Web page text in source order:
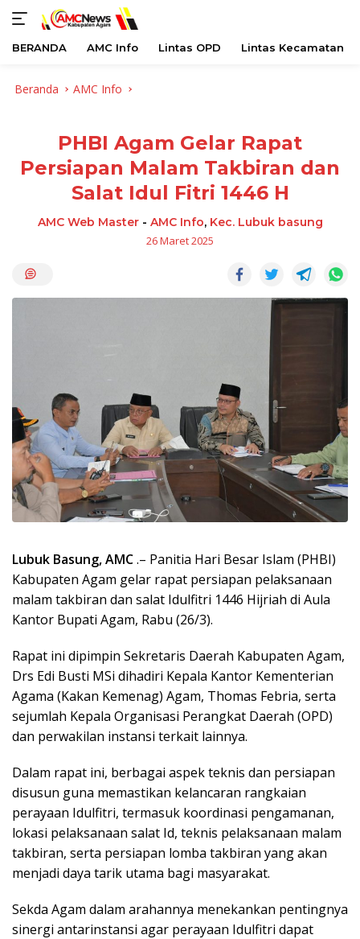
BERANDA AMC Info Lintas OPD Lintas Kecamatan
Beranda AMC Info
PHBI Agam Gelar Rapat
Persiapan Malam Takbiran dan
Salat Idul Fitri 1446 H
AMC Web Master- AMC Info, Kec. Lubuk basung
26 Maret 2025
Lubuk Basung, AMC.– Panitia Hari Besar Islam (PHBI)
Kabupaten Agam gelar rapat persiapan pelaksanaan
malam takbiran dan salat Idulfitri 1446 Hijriah di Aula
Kantor Bupati Agam, Rabu (26/3).
Rapat ini dipimpin Sekretaris Daerah Kabupaten Agam,
Drs Edi Busti MSi dihadiri Kepala Kantor Kementerian
Agama (Kakan Kemenag) Agam, Thomas Febria, serta
sejumlah Kepala Organisasi Perangkat Daerah (OPD)
dan perwakilan instansi terkait lainnya.
Dalam rapat ini, berbagai aspek teknis dan persiapan
disusun guna memastikan kelancaran rangkaian
perayaan Idulfitri, termasuk koordinasi pengamanan,
lokasi pelaksanaan salat Id, teknis pelaksanaan malam
takbiran, serta persiapan lomba takbiran yang akan
menjadi daya tarik utama bagi masyarakat.
Sekda Agam dalam arahannya menekankan pentingnya
sinergi antarinstansi agar perayaan Idulfitri dapat